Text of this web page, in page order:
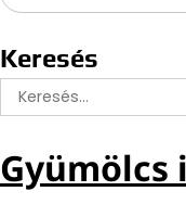
Keresés
Keresés:
Gyümölcs